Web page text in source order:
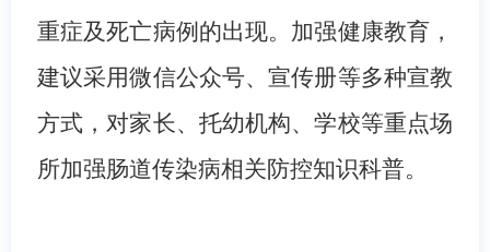
重症及死亡病例的出现。加强健康教育，
建议采用微信公众号、宣传册等多种宣教
方式，对家长、托幼机构、学校等重点场
所加强肠道传染病相关防控知识科普。